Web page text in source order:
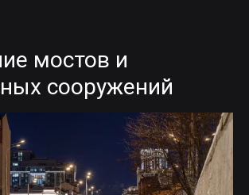
мостов и
сооружений